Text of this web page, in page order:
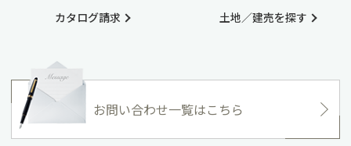
カタログ請求 土地／建売を探す
お問い合わせ一覧はこちら